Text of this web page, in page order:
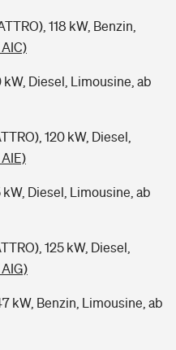
118 kW, Benzin,
kW, Diesel, Limousine, ab
120 kW, Diesel,
kW, Diesel, Limousine, ab
125 kW, Diesel,
kW, Benzin, Limousine, ab